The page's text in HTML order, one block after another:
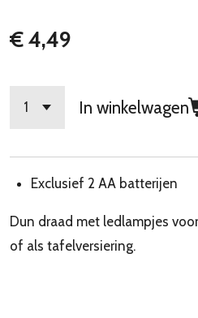
€ 4,49
In winkelwagen
Exclusief 2 AA batterijen
Dun draad met ledlampjes
of als tafelversiering.